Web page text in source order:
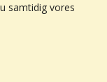
samtidig vores